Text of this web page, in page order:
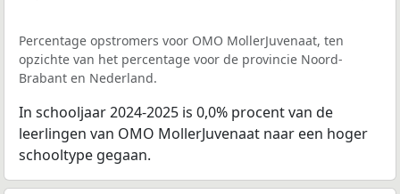
Percentage opstromers voor OMO MollerJuvenaat, ten
opzichte van het percentage voor de provincie Noord-
Brabant en Nederland.
In schooljaar 2024-2025 is 0,0% procent van de
leerlingen van OMO MollerJuvenaat naar een hoger
schooltype gegaan.